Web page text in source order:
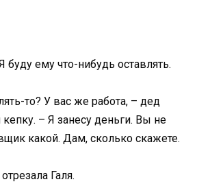
буду ему что-нибудь оставлять.
то? У вас же работа, – дед
– Я занесу деньги. Вы не
какой. Дам, сколько скажете.
Галя.